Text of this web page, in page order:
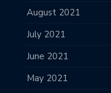
August 2021
July 2021
June 2021
May 2021